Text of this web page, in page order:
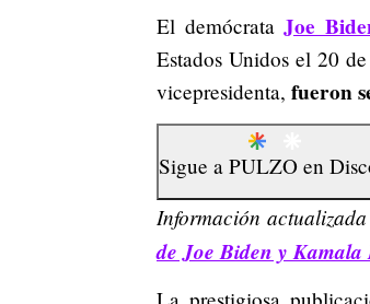
El demócrataJoe
Estados Unidos el 20
vicepresidenta, fueron
Sigue a PULZO en
Información
de Joe Biden y